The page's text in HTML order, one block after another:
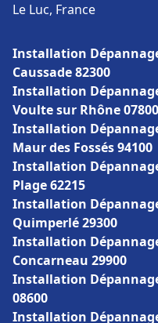
Le Luc, France
Installation
Caussade 82300
Installation
Voulte sur Rhône 07800
Installation
Maur des Fossés 94100
Installation
Plage 62215
Installation
Quimperlé 29300
Installation
Concarneau 29900
Installation
08600
Installation